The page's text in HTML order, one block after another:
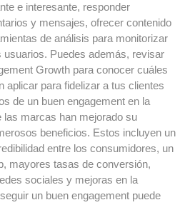
e interesante, responder
y mensajes, ofrecer contenido
de análisis para monitorizar
usuarios. Puedes además, revisar
Growth para conocer cuáles
aplicar para fidelizar a tus clientes
de un buen engagement en la
las marcas han mejorado su
beneficios. Estos incluyen un
entre los consumidores, un
mayores tasas de conversión,
sociales y mejoras en la
un buen engagement puede